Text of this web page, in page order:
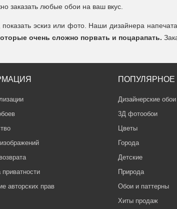
заказать любые обои на ваш вкус.
эскиз или фото. Наши дизайнера
очень сложно порвать и поцарапать.
приватности
авторских прав
ПОПУЛЯРНОЕ
Дизайнерские обои
3Д фотообои
Цветы
Города
Детские
Природа
Обои и паттерны
Хиты продаж